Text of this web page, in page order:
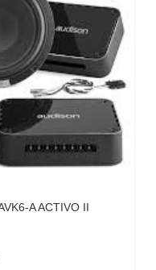
A ACTIVO II